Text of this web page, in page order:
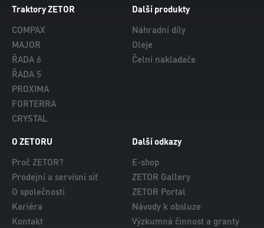
Traktory ZETOR
COMPAX
MAJOR
ŘADA 6
ŘADA 5
PROXIMA
FORTERRA
CRYSTAL
Další produkty
Náhradní díly
Oleje
Čelní nakladače
O ZETORU
Proč ZETOR?
Prodejní a servisní síť
O společnosti
Kariéra
Kontakt
Další odkazy
E-shop
ZETOR Gallery
ZETOR Portal
Návody k obsluze
Výzkumná činnost a granty